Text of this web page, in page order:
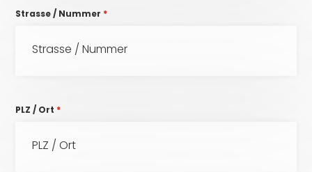
Strasse / Nummer *
PLZ / Ort *